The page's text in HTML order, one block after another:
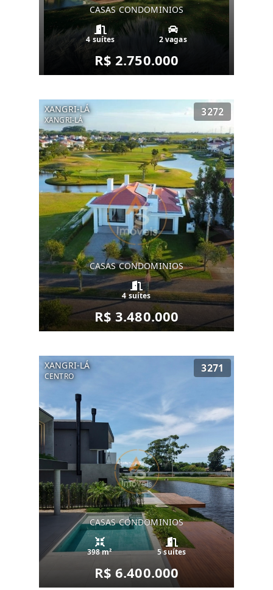
CASAS CONDOMINIOS
4 suítes 2 vagas
R$ 2.750.000
XANGRI-LÁ
XANGRI-LÁ
3272
CASAS CONDOMINIOS
4 suítes
R$ 3.480.000
XANGRI-LÁ
CENTRO
3271
CASAS CONDOMINIOS
398 m² 5 suítes
R$ 6.400.000